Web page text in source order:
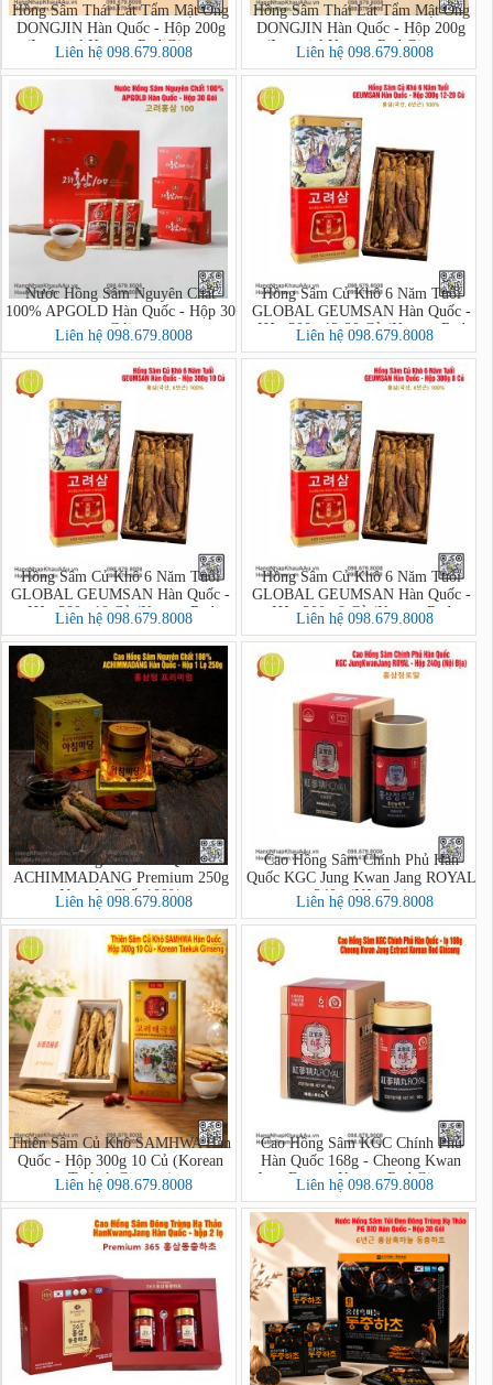
Hồng Sâm Thái Lát Tẩm Mật Ong
DONGJIN Hàn Quốc - Hộp 200g
(Imperial Korean Red Ginseng
Honey Sliced PREMIUM)
Liên hệ 098.679.8008
Hồng Sâm Thái Lát Tẩm Mật Ong
DONGJIN Hàn Quốc - Hộp 200g
(Imperial Korean Red Ginseng
Honey Sliced)
Liên hệ 098.679.8008
Nước Hồng Sâm Nguyên Chất
100% APGOLD Hàn Quốc - Hộp 30
Gói
Liên hệ 098.679.8008
Hồng Sâm Củ Khô 6 Năm Tuổi
GLOBAL GEUMSAN Hàn Quốc -
Hộp 300g 12-20 Củ (Korean Red
Ginseng)
Liên hệ 098.679.8008
Hồng Sâm Củ Khô 6 Năm Tuổi
GLOBAL GEUMSAN Hàn Quốc -
Hộp 300g 10 Củ (Korean Red
Ginseng)
Liên hệ 098.679.8008
Hồng Sâm Củ Khô 6 Năm Tuổi
GLOBAL GEUMSAN Hàn Quốc -
Hộp 300g 8 Củ (Korean Red
Ginseng)
Liên hệ 098.679.8008
Cao Hồng Sâm Hàn Quốc
ACHIMMADANG Premium 250g
Nguyên Chất 100%
Liên hệ 098.679.8008
Cao Hồng Sâm Chính Phủ Hàn
Quốc KGC Jung Kwan Jang ROYAL
240g (Nội Địa)
Liên hệ 098.679.8008
Thiên Sâm Củ Khô SAMHWA Hàn
Quốc - Hộp 300g 10 Củ (Korean
Taekuk Ginseng)
Liên hệ 098.679.8008
Cao Hồng Sâm KGC Chính Phủ
Hàn Quốc 168g - Cheong Kwan
Jang Extract Korean Red Ginseng
Liên hệ 098.679.8008